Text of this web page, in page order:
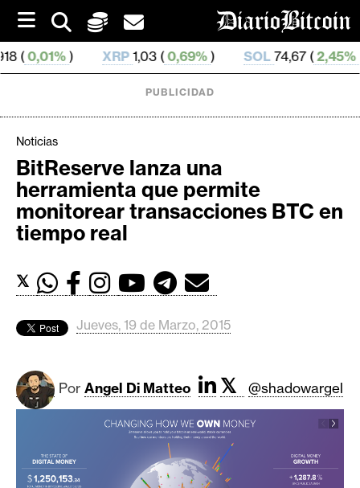
i
p
t
o
) XRP1,03 ( 0,69%) SOL74,67 (2,45%) TRX
C
r
i
p
o
M
e
r
a
PUBLICIDAD
Noticias
BitReserve lanza una
herramienta que permite
monitorear transacciones BTC en
tiempo real
𝕏
Jueves, 19 de Marzo, 2015
Por Angel Di Matteo 𝕏 @shadowargel